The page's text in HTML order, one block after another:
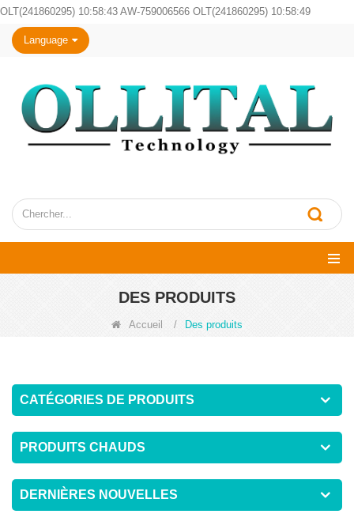
OLT(241860295) 10:58:43 AW-759006566 OLT(241860295) 10:58:49
Language
DES PRODUITS
Accueil / Des produits
CATÉGORIES DE PRODUITS
PRODUITS CHAUDS
DERNIÈRES NOUVELLES